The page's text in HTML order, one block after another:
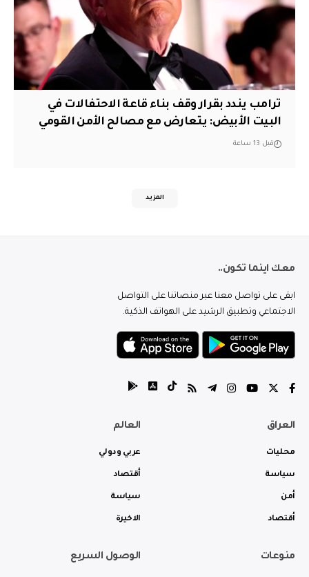
ترامب يندد بقرار وقف بناء قاعة الاحتفالات في
البيت الأبيض: يتعارض مع مصالح الأمن القومي
قبل 13 ساعة
المزيد
معك اينما تكون..
ابقى على تواصل معنا عبر منصاتنا على التواصل
الاجتماعي وتطبيق الرشيد على الهواتف الذكية.
العراق
محليات
سياسة
أمن
أقتصاد
العالم
عربي ودولي
أقتصاد
سياسة
الاخيرة
منوعات الوصول السريع